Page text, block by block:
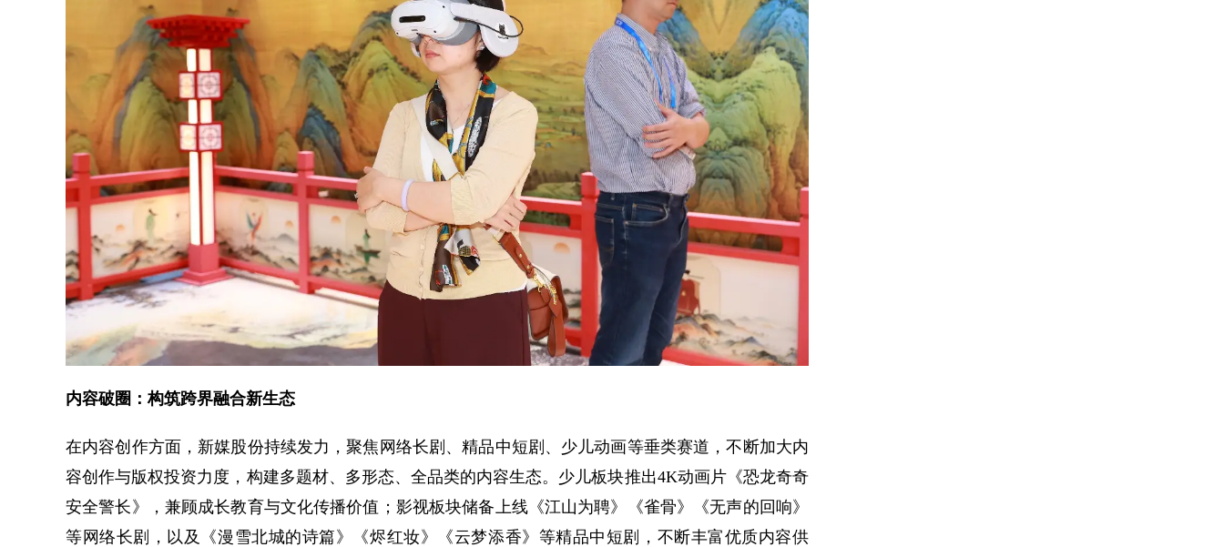
内容破圈：构筑跨界融合新生态
在内容创作方面，新媒股份持续发力，聚焦网络长剧、精品中短剧、少儿动画等垂类赛道，不断加大内
容创作与版权投资力度，构建多题材、多形态、全品类的内容生态。少儿板块推出4K动画片《恐龙奇奇
安全警长》，兼顾成长教育与文化传播价值；影视板块储备上线《江山为聘》《雀骨》《无声的回响》
等网络长剧，以及《漫雪北城的诗篇》《烬红妆》《云梦添香》等精品中短剧，不断丰富优质内容供